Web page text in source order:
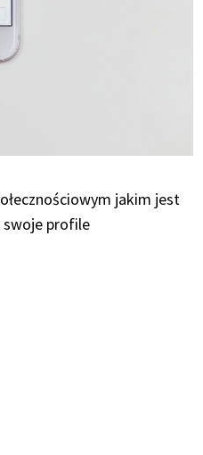
jakim jest
swoje profile